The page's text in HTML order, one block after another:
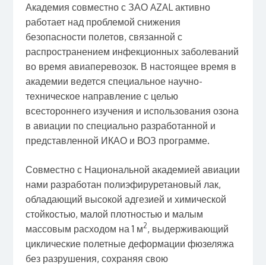
Академия совместно с ЗАО AZAL активно
работает над проблемой снижения
безопасности полетов, связанной с
распространением инфекционных заболеваний
во время авиаперевозок. В настоящее время в
академии ведется специальное научно-
техническое направление с целью
всестороннего изучения и использования озона
в авиации по специально разработанной и
представленной ИКАО и ВОЗ программе.
Совместно с Национальной академией авиации
нами разработан полиэфируретановый лак,
обладающий высокой адгезией и химической
стойкостью, малой плотностью и малым
массовым расходом на 1 м2, выдерживающий
циклические полетные деформации фюзеляжа
без разрушения, сохраняя свою